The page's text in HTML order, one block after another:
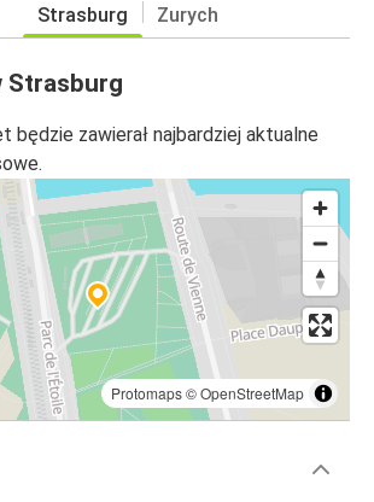
Strasburg Zurych
Strasburg
będzie zawierał najbardziej aktualne
Protomaps©OpenStreetMap